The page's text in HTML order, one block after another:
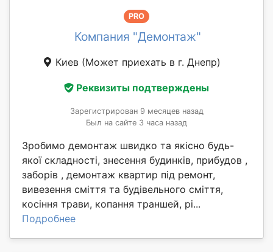
PRO
Компания "Демонтаж"
Киев (Может приехать в г. Днепр)
Реквизиты подтверждены
Зарегистрирован 9 месяцев назад
Был на сайте 3 часа назад
Зробимо демонтаж швидко та якісно будь-
якої складності, знесення будинків, прибудов ,
заборів , демонтаж квартир під ремонт,
вивезення сміття та будівельного сміття,
косіння трави, копання траншей, рі...
Подробнее